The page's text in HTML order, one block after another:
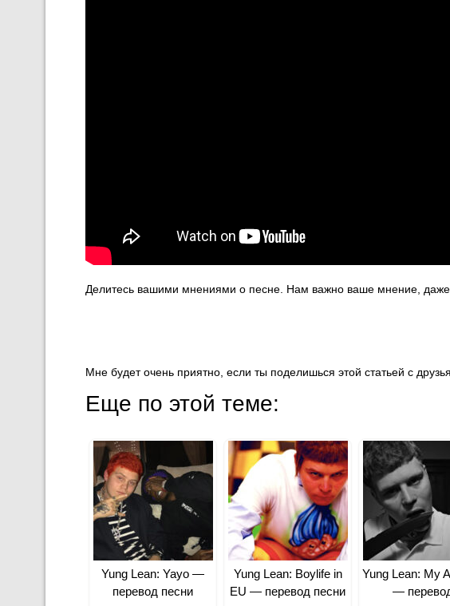
Делитесь вашими мнениями о песне. Нам важно ваше мнение, даже
Мне будет очень приятно, если ты поделишься этой статьей с
Еще по этой теме:
Yung Lean: Yayo —
перевод песни
Yung Lean: Boylife in
EU — перевод песни
Yung Lean: My
—